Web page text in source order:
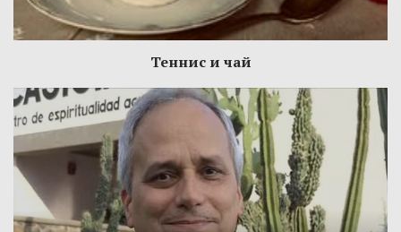
Теннис и чай